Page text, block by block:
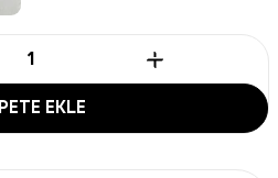
EKLE